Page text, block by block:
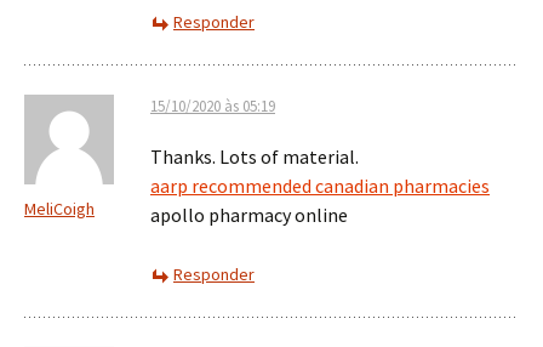
Responder
MeliCoigh
15/10/2020 às 05:19
Thanks. Lots of material.
aarp recommended canadian pharmacies
apollo pharmacy online
Responder